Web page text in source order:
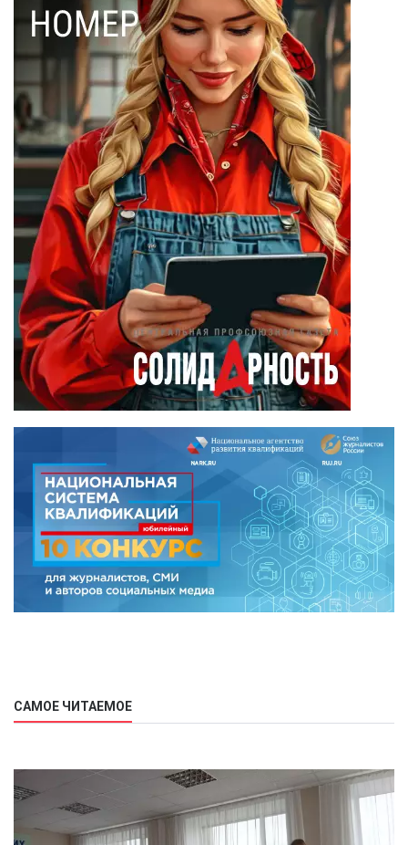
САМОЕ ЧИТАЕМОЕ